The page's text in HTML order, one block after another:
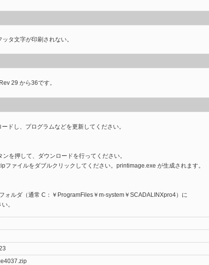
操作部コンポーネント
避雷器（アレスタ）
センサ
ト
ISO登録証
タ文字が印刷されない。
29 から36です。
ドし、プログラムなどを更新してください。
を押して、ダウンロードを行ってください。
ファイルをダブルクリックしてください。printimage.exe が生成されます。
ォルダ（通常 C：￥ProgramFiles￥m-system￥SCADALINXpro4）に
。